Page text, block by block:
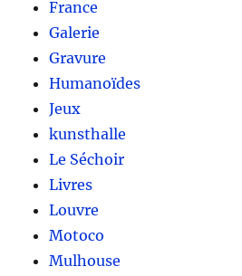
France
Galerie
Gravure
Humanoïdes
Jeux
kunsthalle
Le Séchoir
Livres
Louvre
Motoco
Mulhouse